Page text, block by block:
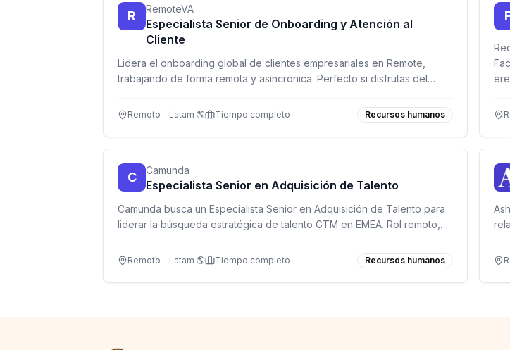
R RemoteVA
Especialista Senior de Onboarding y Atención al
Cliente
Lidera el onboarding global de clientes empresariales en Remote,
trabajando de forma remota y asincrónica. Perfecto si disfrutas del
Remoto - Latam 🌎 Tiempo completo Recursos humanos
C Camunda
Especialista Senior en Adquisición de Talento
Camunda busca un Especialista Senior en Adquisición de Talento para
liderar la búsqueda estratégica de talento GTM en EMEA. Rol remoto,
Remoto - Latam 🌎 Tiempo completo Recursos humanos